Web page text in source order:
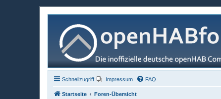
Schnellzugriff Impressum FAQ
Startseite Foren-Übersicht